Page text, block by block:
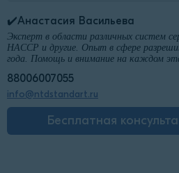
✔️Анастасия Васильева
Эксперт в области различных систем
HACCP и другие. Опыт в сфере
года. Помощь и внимание на каждом
88006007055
info@ntdstandart.ru
Бесплатная